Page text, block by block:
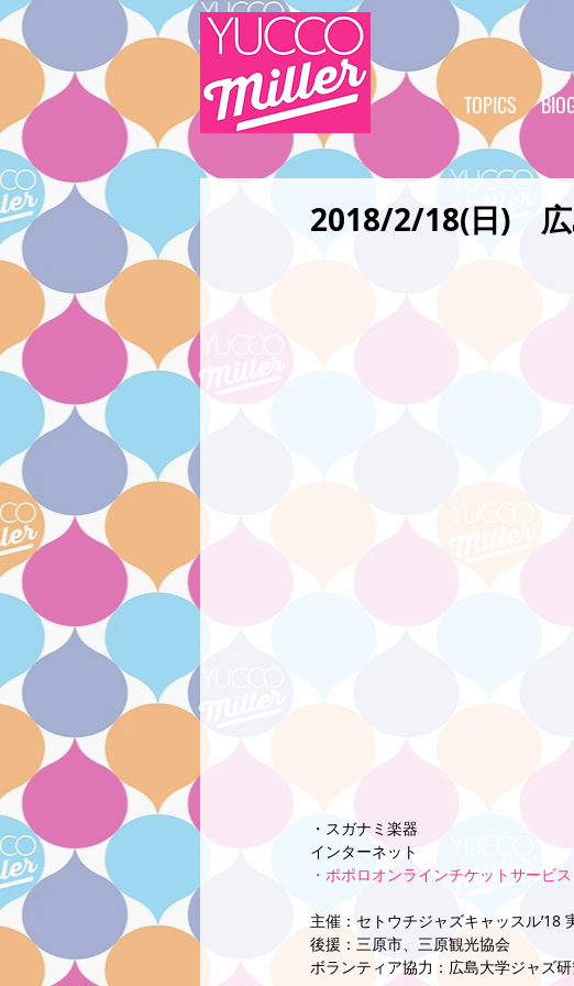
TOPICS
2018/2/18(日) 広
・スガナミ楽器
インターネット
・ポポロオンラインチケットサービス
主催：セトウチジャズキャッスル’18
後援：三原市、三原観光協会
ボランティア協力：広島大学ジャズ